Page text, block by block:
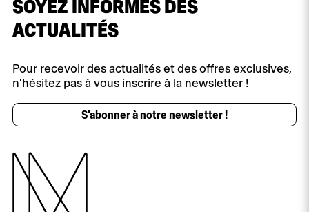
SOYEZ INFORMÉS DES
ACTUALITÉS
Pour recevoir des actualités et des offres exclusives,
n'hésitez pas à vous inscrire à la newsletter !
S'abonner à notre newsletter !